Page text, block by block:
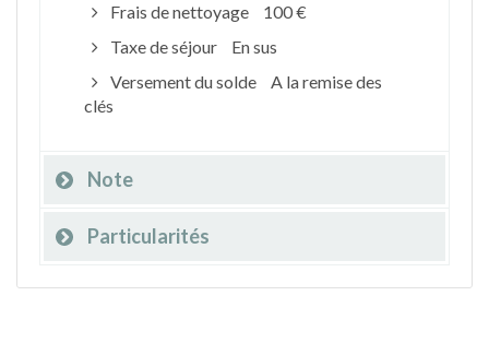
Frais de nettoyage
100 €
Taxe de séjour
En sus
Versement du solde
A la remise des
clés
Note
Particularités